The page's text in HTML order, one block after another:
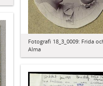
Fotografi 18_3_0009: Frida
Alma